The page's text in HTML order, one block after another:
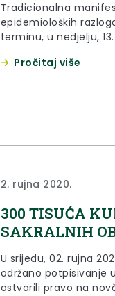
Tradicionalna
epidemioloških
terminu, u nedjelju,
Pročitaj više
2. rujna 2020.
300 TISUĆA
SAKRALNIH
U srijedu, 02. rujna
održano potpisivanje
ostvarili pravo na